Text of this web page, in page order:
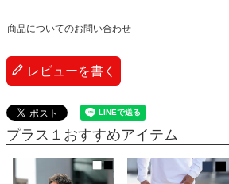
商品についてのお問い合わせ
レビューを書く
プラス１おすすめアイテム